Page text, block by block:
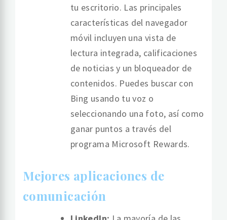
tu escritorio. Las principales
características del navegador
móvil incluyen una vista de
lectura integrada, calificaciones
de noticias y un bloqueador de
contenidos. Puedes buscar con
Bing usando tu voz o
seleccionando una foto, así como
ganar puntos a través del
programa Microsoft Rewards.
Mejores aplicaciones de
comunicación